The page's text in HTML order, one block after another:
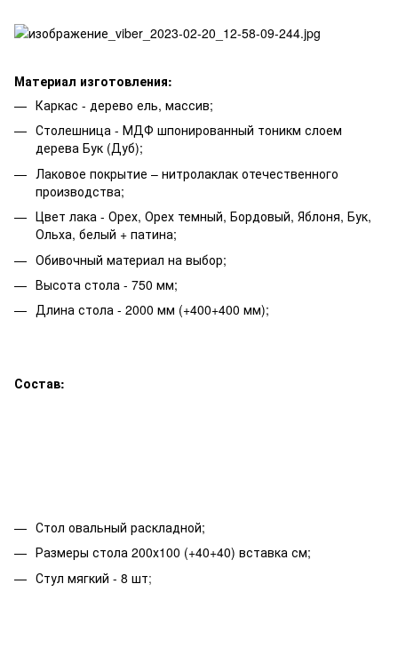
Материал изготовления:
Каркас - дерево ель, массив;
Столешница - МДФ шпонированный тоникм слоем
дерева Бук (Дуб);
Лаковое покрытие – нитролаклак отечественного
производства;
Цвет лака - Орех, Орех темный, Бордовый, Яблоня, Бук,
Ольха, белый + патина;
Обивочный материал на выбор;
Высота стола - 750 мм;
Длина стола - 2000 мм (+400+400 мм);
Состав:
Стол овальный раскладной;
Размеры стола 200х100 (+40+40) вставка см;
Стул мягкий - 8 шт;